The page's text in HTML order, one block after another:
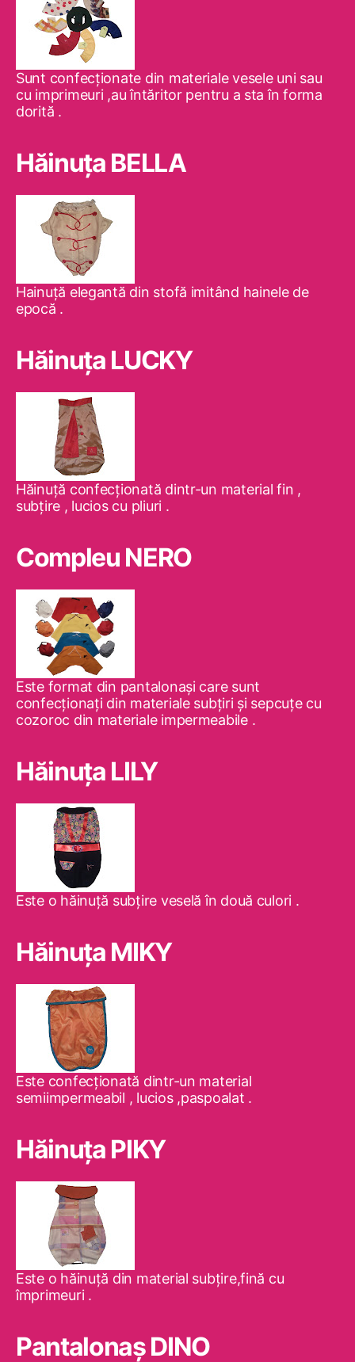
Sunt confecţionate din materiale vesele uni sau
cu imprimeuri ,au întăritor pentru a sta în forma
dorită .
Hăinuţa BELLA
Hainuţă elegantă din stofă imitând hainele de
epocă .
Hăinuţa LUCKY
Hăinuţă confecţionată dintr-un material fin ,
subţire , lucios cu pliuri .
Compleu NERO
Este format din pantalonaşi care sunt
confecţionaţi din materiale subţiri şi sepcuţe cu
cozoroc din materiale impermeabile .
Hăinuţa LILY
Este o hăinuţă subţire veselă în două culori .
Hăinuţa MIKY
Este confecţionată dintr-un material
semiimpermeabil , lucios ,paspoalat .
Hăinuţa PIKY
Este o hăinuţă din material subţire,fină cu
împrimeuri .
Pantalonaş DINO